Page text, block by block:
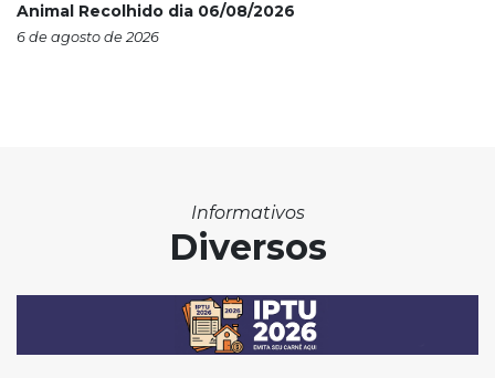
Animal Recolhido dia 06/08/2026
6 de agosto de 2026
Informativos
Diversos